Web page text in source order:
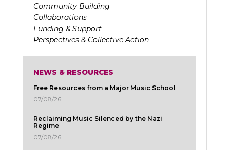
Community Building
Collaborations
Funding & Support
Perspectives & Collective Action
NEWS & RESOURCES
Free Resources from a Major Music School
07/08/26
Reclaiming Music Silenced by the Nazi
Regime
07/08/26